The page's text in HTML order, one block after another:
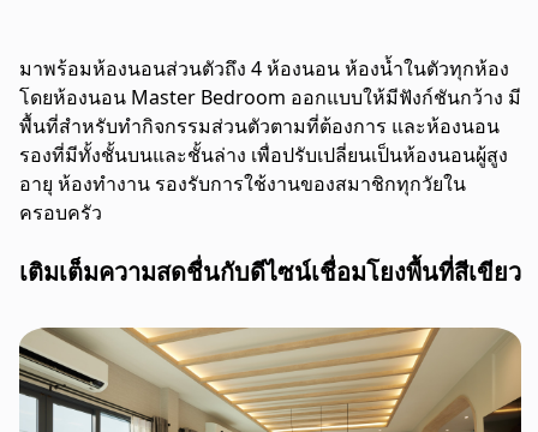
มาพร้อมห้องนอนส่วนตัวถึง 4 ห้องนอน ห้องน้ำในตัวทุกห้อง
โดยห้องนอน Master Bedroom ออกแบบให้มีฟังก์ชันกว้าง มี
พื้นที่สำหรับทำกิจกรรมส่วนตัวตามที่ต้องการ และห้องนอน
รองที่มีทั้งชั้นบนและชั้นล่าง เพื่อปรับเปลี่ยนเป็นห้องนอนผู้สูง
อายุ ห้องทำงาน รองรับการใช้งานของสมาชิกทุกวัยใน
ครอบครัว
เติมเต็มความสดชื่นกับดีไซน์เชื่อมโยงพื้นที่สีเขียว